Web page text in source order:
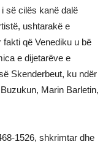
së cilës kanë dalë
ushtarakë e
që Venediku u bë
e dijetarëve e
Skenderbeut, ku ndër
Marin Barletin,
1526, shkrimtar dhe